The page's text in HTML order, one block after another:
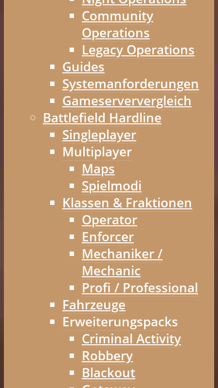
Community
Operations
Legacy Operations
Guides
Systemanforderungen
Gameserververgleich
Battlefield Hardline
Singleplayer
Multiplayer
Maps
Spielmodi
Klassen & Fraktionen
Operator
Enforcer
Mechaniker /
Mechanic
Profi / Professional
Fahrzeuge
Erweiterungspacks
Criminal Activity
Robbery
Blackout